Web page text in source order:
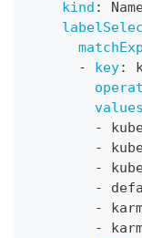
kind :
-
key:
values
-
-
-
-
-
-